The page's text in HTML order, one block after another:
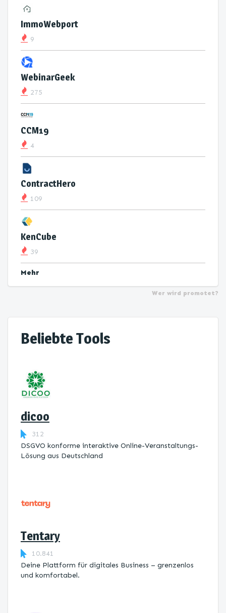
ImmoWebport
9
WebinarGeek
275
CCM19
4
ContractHero
109
KenCube
39
Mehr
Wer wird promotet?
Beliebte Tools
dicoo
312
DSGVO konforme interaktive Online-Veranstaltungs-
Lösung aus Deutschland
Tentary
10.841
Deine Plattform für digitales Business – grenzenlos
und komfortabel.